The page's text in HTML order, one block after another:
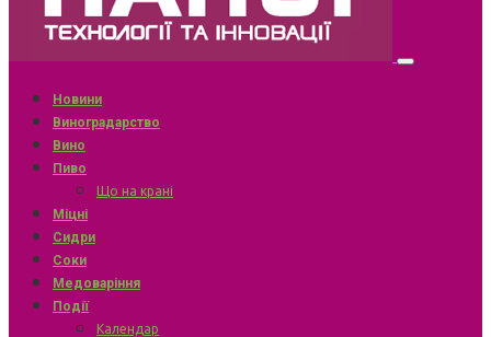
Новини
Виноградарство
Вино
Пиво
Що на крані
Міцні
Сидри
Соки
Медоваріння
Події
Календар